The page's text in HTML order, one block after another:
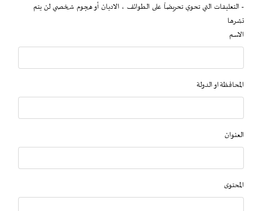
- التعليقات التي تحوي تحريضاً على الطوائف ، الاديان أو هجوم شخصي لن يتم
نشرها
الاسم
المحافظة او الدولة
العنوان
المحتوى